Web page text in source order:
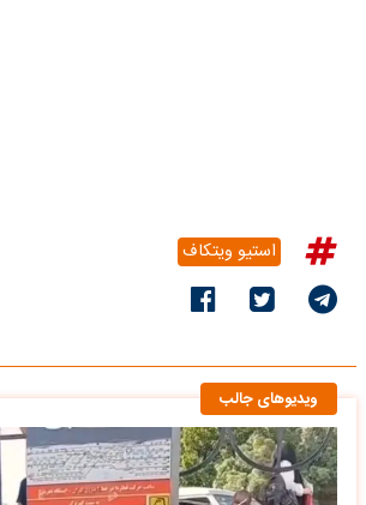
استیو ویتکاف
ویدیوهای جالب